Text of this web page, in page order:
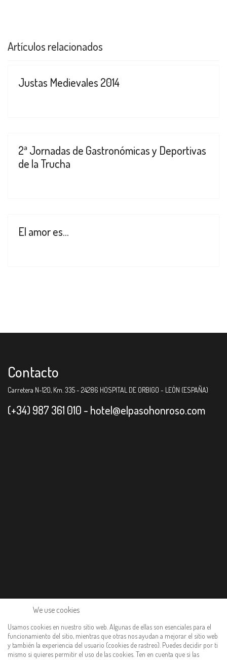
Artículos relacionados
Justas Medievales 2014
2ª Jornadas de Gastronómicas y Deportivas
de la Trucha
El amor es...
Contacto
Carretera N-120, Km. 335 - 24286 HOSPITAL DE ORBIGO - LEÓN (ESPAÑA)
(+34) 987 361 010 - hotel@elpasohonroso.com
We use cookies
Usamos cookies en nuestro sitio web. Algunas de ellas son esenciales para el
funcionamiento del sitio, mientras que otras nos ayudan a mejorar el sitio web
y también la experiencia del usuario (cookies de rastreo). Puedes decidir por ti
mismo si quieres permitir el uso de las cookies. Ten en cuenta que si las